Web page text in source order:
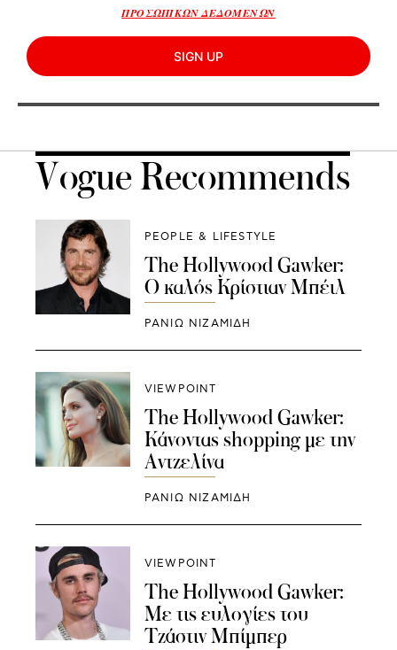
ΠΡΟΣΩΠΙΚΩΝ ΔΕΔΟΜΕΝΩΝ
SIGN UP
Vogue Recommends
PEOPLE & LIFESTYLE
The Hollywood Gawker:
Ο καλός Κρίστιαν Μπέιλ
ΡΑΝΙΏ ΝΙΖΑΜΊΔΗ
VIEWPOINT
The Hollywood Gawker:
Κάνοντας shopping με την
Αντζελίνα
ΡΑΝΙΏ ΝΙΖΑΜΊΔΗ
VIEWPOINT
The Hollywood Gawker:
Με τις ευλογίες του
Τζάστιν Μπίμπερ